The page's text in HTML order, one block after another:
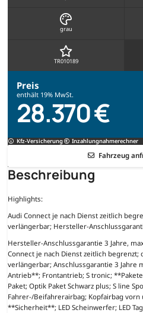
grau
TR010189
Preis
enthält 19% MwSt.
28.370 €
Kfz-Versicherung Inzahlungnahmerechner
Fahrzeug
Beschreibung
Highlights:
Audi Connect je nach Dienst zeitlich
verlängerbar; Hersteller-
Hersteller-Anschlussgarantie 3 Jahre,
Connect je nach Dienst zeitlich begrenzt;
verlängerbar; Anschlussgarantie 3 Jahre
Antrieb**; Frontantrieb; S tronic;
Paket; Optik Paket Schwarz plus; S line
Fahrer-/Beifahrerairbag; Kopfairbag vorn
**Sicherheit**; LED Scheinwerfer; LED